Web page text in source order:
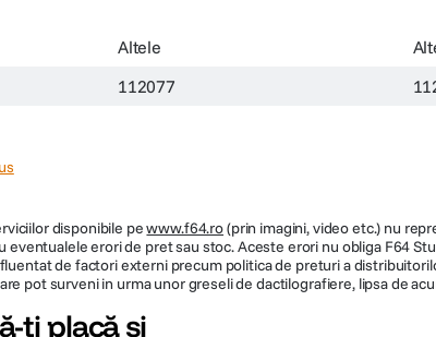
Altele
112077
disponibile pewww.f64.ro(prin imagini, video etc.) nu
eventualele erori de pret sau stoc. Aceste erori nu obliga F64
de factori externi precum politica de preturi a
pot surveni in urma unor greseli de dactilografiere, lipsa de
ți placă și